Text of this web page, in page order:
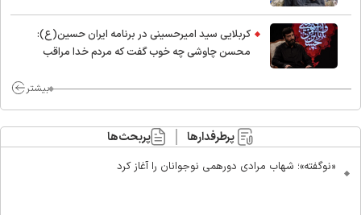
کربلایی سید امیر‌حسینی در برنامه ایران حسین(ع):
محسن چاوشی چه خوب گفت که مردم خدا مراقب
بیشتر
پرطرفدارها پربحث‌ها
«نوگفته»؛ شهاب مرادی دورهمی نوجوانان را آغاز کرد